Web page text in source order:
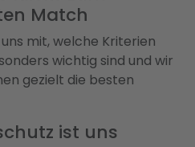
Match
uns mit, welche Kriterien
wichtig sind und wir
gezielt die besten
ist uns